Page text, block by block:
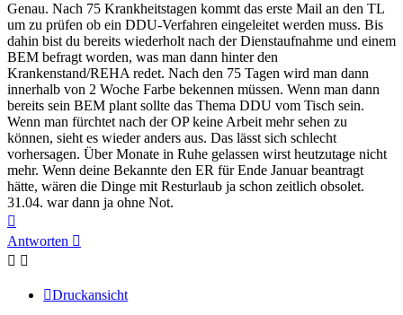
Genau. Nach 75 Krankheitstagen kommt das erste Mail an den TL
um zu prüfen ob ein DDU-Verfahren eingeleitet werden muss. Bis
dahin bist du bereits wiederholt nach der Dienstaufnahme und einem
BEM befragt worden, was man dann hinter den
Krankenstand/REHA redet. Nach den 75 Tagen wird man dann
innerhalb von 2 Woche Farbe bekennen müssen. Wenn man dann
bereits sein BEM plant sollte das Thema DDU vom Tisch sein.
Wenn man fürchtet nach der OP keine Arbeit mehr sehen zu
können, sieht es wieder anders aus. Das lässt sich schlecht
vorhersagen. Über Monate in Ruhe gelassen wirst heutzutage nicht
mehr. Wenn deine Bekannte den ER für Ende Januar beantragt
hätte, wären die Dinge mit Resturlaub ja schon zeitlich obsolet.
31.04. war dann ja ohne Not.
oben
Antworten
Druckansicht